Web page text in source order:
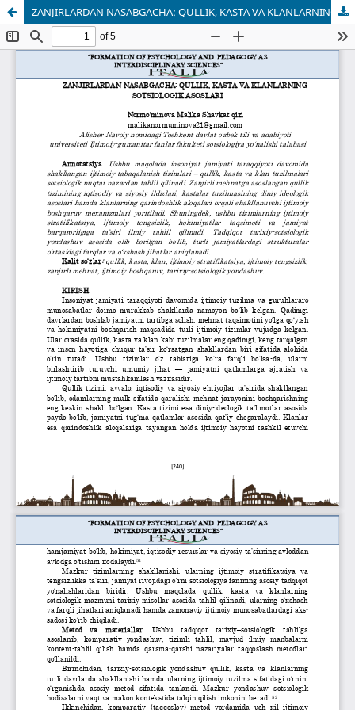
ZANJIRLARDAN NASABGACHA: QULLIK, KASTA VA KLANLARNING SOTSIOLOGIK ASOSLARI